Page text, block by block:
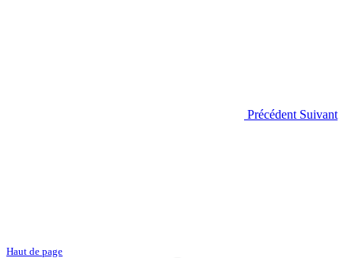
Précédent Suivant
Haut de page